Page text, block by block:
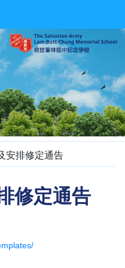
安排修定通告
修定通告